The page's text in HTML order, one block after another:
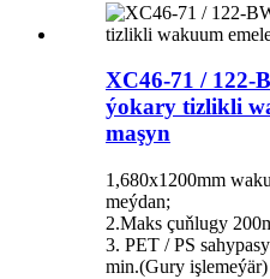
XC46-71 / 122-
ýokary tizlikli
maşyn
1,680x1200mm
meýdan;
2.Maks çuňlugy
3. PET / PS
min.(Gury işlemeýär)